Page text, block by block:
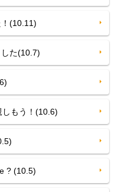
(10.11)
た(10.7)
もう！(10.6)
? (10.5)